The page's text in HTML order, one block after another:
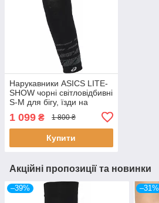
Нарукавники ASICS LITE-
SHOW чорні світловідбивні
S-M для бігу, їзди на
інших видів активностей
на повітрі
1 099 ₴ 1 800 ₴
Купити
Акційні пропозиції та новинки
–39% –31%